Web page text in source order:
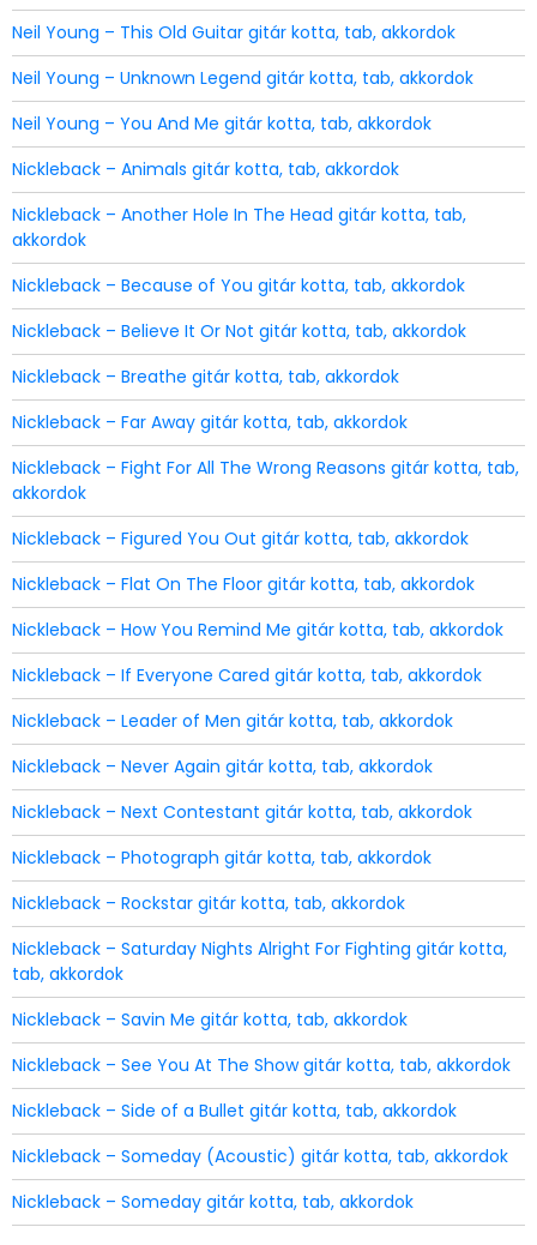
Neil Young – This Old Guitar gitár kotta, tab, akkordok
Neil Young – Unknown Legend gitár kotta, tab, akkordok
Neil Young – You And Me gitár kotta, tab, akkordok
Nickleback – Animals gitár kotta, tab, akkordok
Nickleback – Another Hole In The Head gitár kotta, tab,
akkordok
Nickleback – Because of You gitár kotta, tab, akkordok
Nickleback – Believe It Or Not gitár kotta, tab, akkordok
Nickleback – Breathe gitár kotta, tab, akkordok
Nickleback – Far Away gitár kotta, tab, akkordok
Nickleback – Fight For All The Wrong Reasons gitár kotta, tab,
akkordok
Nickleback – Figured You Out gitár kotta, tab, akkordok
Nickleback – Flat On The Floor gitár kotta, tab, akkordok
Nickleback – How You Remind Me gitár kotta, tab, akkordok
Nickleback – If Everyone Cared gitár kotta, tab, akkordok
Nickleback – Leader of Men gitár kotta, tab, akkordok
Nickleback – Never Again gitár kotta, tab, akkordok
Nickleback – Next Contestant gitár kotta, tab, akkordok
Nickleback – Photograph gitár kotta, tab, akkordok
Nickleback – Rockstar gitár kotta, tab, akkordok
Nickleback – Saturday Nights Alright For Fighting gitár kotta,
tab, akkordok
Nickleback – Savin Me gitár kotta, tab, akkordok
Nickleback – See You At The Show gitár kotta, tab, akkordok
Nickleback – Side of a Bullet gitár kotta, tab, akkordok
Nickleback – Someday (Acoustic) gitár kotta, tab, akkordok
Nickleback – Someday gitár kotta, tab, akkordok